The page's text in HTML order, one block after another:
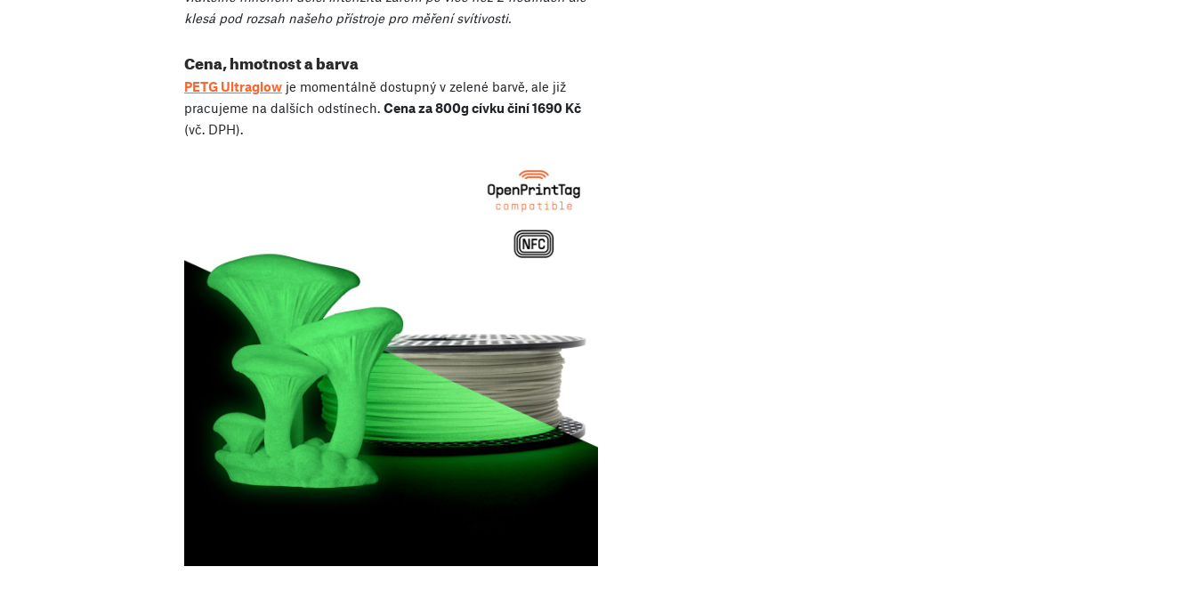
klesá pod rozsah našeho přístroje pro měření svítivosti.
Cena, hmotnost a barva
PETG Ultraglow je momentálně dostupný v zelené barvě, ale již
pracujeme na dalších odstínech. Cena za 800g cívku činí 1690 Kč
(vč. DPH).